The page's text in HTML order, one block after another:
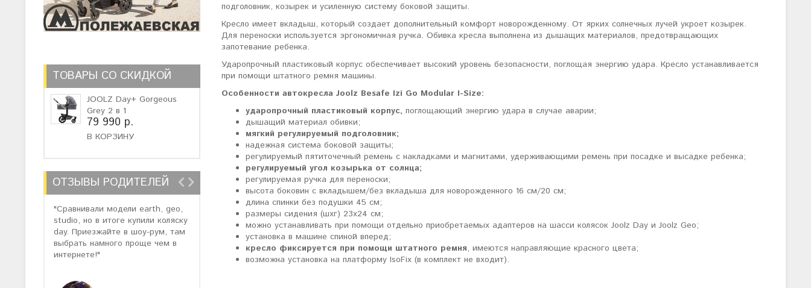
ТОВАРЫ СО СКИДКОЙ
JOOLZ Day+ Gorgeous
Grey 2 в 1
79 990 р.
В КОРЗИНУ
ОТЗЫВЫ РОДИТЕЛЕЙ
"Сравнивали модели earth, geo,
studio, но в итоге купили коляску
day. Приезжайте в шоу-рум, там
выбрать намного проще чем в
интернете!"
"Заказали модель joolz day 2, но
нам предложили более новую day
3 со скидкой. Очень довольны
качеством сборки и материалов,
коляска бомба)"
"Мой отзыв о joolz hub earth,
очень крутая прогулочная
коляска. Зимой прет по снегу,
проходимость и утепленные
материалы то что нужно!"
подголовник, козырек и усиленную систему боковой защиты.
Кресло имеет вкладыш, который создает дополнительный комфорт новорожденному. От ярких солнечных лучей укроет козырек.
Для переноски используется эргономичная ручка. Обивка кресла выполнена из дышащих материалов, предотвращающих
запотевание ребенка.
Ударопрочный пластиковый корпус обеспечивает высокий уровень безопасности, поглощая энергию удара. Кресло устанавливается
при помощи штатного ремня машины.
Особенности автокресла Joolz Besafe Izi Go Modular I-Size:
ударопрочный пластиковый корпус, поглощающий энергию удара в случае аварии;
дышащий материал обивки;
мягкий регулируемый подголовник;
надежная система боковой защиты;
регулируемый пятиточечный ремень с накладками и магнитами, удерживающими ремень при посадке и высадке ребенка;
регулируемый угол козырька от солнца;
регулируемая ручка для переноски;
высота боковин с вкладышем/без вкладыша для новорожденного 16 см/20 см;
длина спинки без подушки 45 см;
размеры сидения (шхг) 23х24 см;
можно устанавливать при помощи отдельно приобретаемых адаптеров на шасси колясок Joolz Day и Joolz Geo;
установка в машине спиной вперед;
кресло фиксируется при помощи штатного ремня, имеются направляющие красного цвета;
возможна установка на платформу IsoFix (в комплект не входит).